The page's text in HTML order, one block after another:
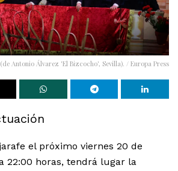
Antonio Álvarez 'El Bizcocho', Sevilla). / Europa Press
el próximo viernes 20 de
22:00 horas, tendrá lugar la